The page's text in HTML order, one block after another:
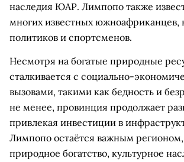
наследия ЮАР. Лимпопо также
многих известных южноафриканцев,
политиков и спортсменов.
Несмотря на богатые природные
сталкивается с социально-
вызовами, такими как бедность и
не менее, провинция продолжает
привлекая инвестиции в
Лимпопо остаётся важным
природное богатство, культурное